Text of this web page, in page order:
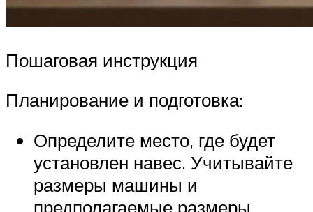
Пошаговая инструкция
Планирование и подготовка:
Определите место, где будет
установлен навес. Учитывайте
размеры машины и
предполагаемые размеры